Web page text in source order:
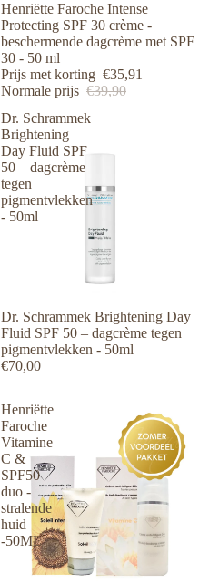
Aanbieding
Henriëtte Faroche Intense
Protecting SPF 30 crème -
beschermende dagcrème met SPF
30 - 50 ml
Prijs met korting €35,91
Normale prijs €39,90
Dr. Schrammek
Brightening
Day Fluid SPF
50 – dagcrème
tegen
pigmentvlekken
- 50ml
Uitverkocht
Dr. Schrammek Brightening Day
Fluid SPF 50 – dagcrème tegen
pigmentvlekken - 50ml
€70,00
Henriëtte
Faroche
Vitamine
C &
SPF50
duo -
stralende
huid
-50ML